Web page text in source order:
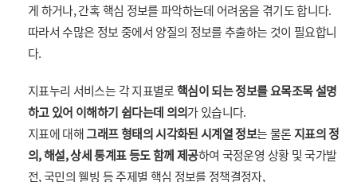
게 하거나, 간혹 핵심 정보를 파악하는데 어려움을 겪기도 합니다.
따라서 수많은 정보 중에서 양질의 정보를 추출하는 것이 필요합니
다.
지표누리 서비스는 각 지표별로핵심이 되는 정보를 요목조목 설명
하고 있어 이해하기 쉽다는데 의의가 있습니다.
지표에 대해그래프 형태의 시각화된 시계열 정보는 물론지표의 정
의, 해설, 상세 통계표 등도 함께 제공하여 국정운영 상황 및 국가발
전, 국민의 웰빙 등 주제별 핵심 정보를 정책결정자,